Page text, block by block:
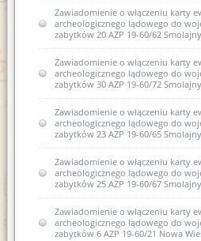
Zawiadomienie o włączeniu karty
archeologicznego lądowego do
zabytków 20 AZP 19-60/62 Smolajny
Zawiadomienie o włączeniu karty
archeologicznego lądowego do
zabytków 30 AZP 19-60/72 Smolajny
Zawiadomienie o włączeniu karty
archeologicznego lądowego do
zabytków 23 AZP 19-60/65 Smolajny
Zawiadomienie o włączeniu karty
archeologicznego lądowego do
zabytków 25 AZP 19-60/67 Smolajny
Zawiadomienie o włączeniu karty
archeologicznego lądowego do
zabytków 6 AZP 19-60/21 Nowa